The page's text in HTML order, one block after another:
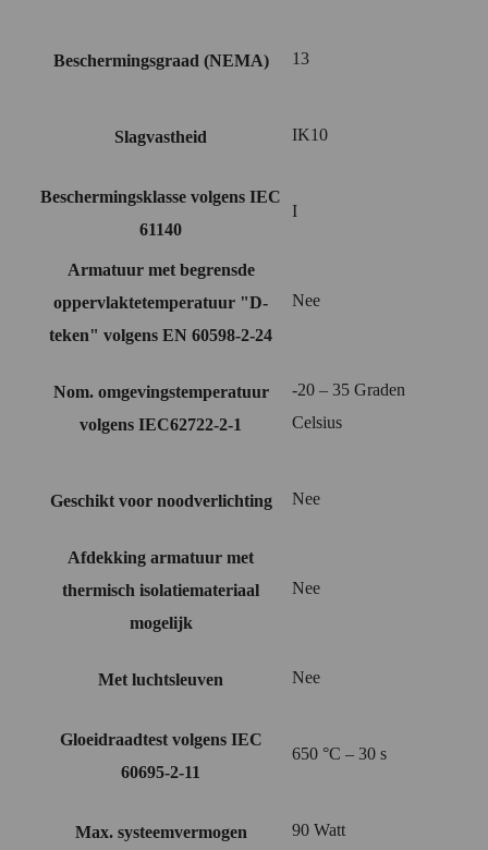
Beschermingsgraad (NEMA) 13
Slagvastheid IK10
Beschermingsklasse volgens IEC
61140
I
Armatuur met begrensde
oppervlaktetemperatuur "D-
teken" volgens EN 60598-2-24
Nee
Nom. omgevingstemperatuur
volgens IEC62722-2-1
-20 – 35 Graden
Celsius
Geschikt voor noodverlichting Nee
Afdekking armatuur met
thermisch isolatiemateriaal
mogelijk
Nee
Met luchtsleuven Nee
Gloeidraadtest volgens IEC
60695-2-11
650 °C – 30 s
Max. systeemvermogen 90 Watt